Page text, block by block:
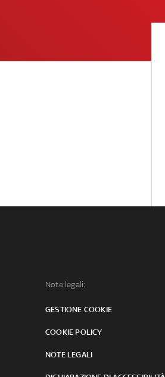
Note legali:
GESTIONE COOKIE
COOKIE POLICY
NOTE LEGALI